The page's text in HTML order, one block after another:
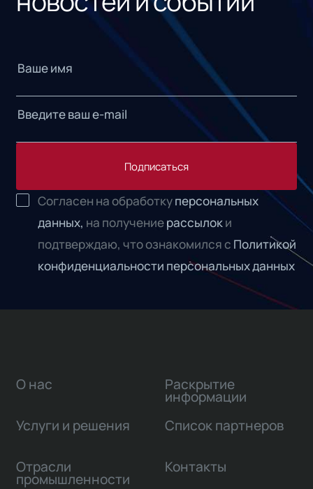
Подписаться
Согласен на обработкуперсональных
данных, на получениерассылоки
подтверждаю, что ознакомился с Политикой
конфиденциальности персональных данных
О нас
Услуги и решения
Отрасли
промышленности
Раскрытие
информации
Список партнеров
Контакты